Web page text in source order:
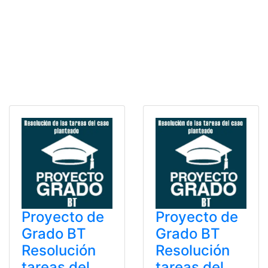
Proyecto de
Grado BT
Resolución
Proyecto de
Grado BT
Resolución